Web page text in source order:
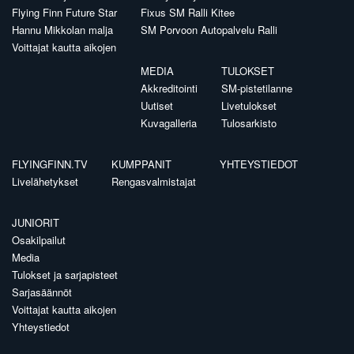
Flying Finn Future Star
Hannu Mikkolan malja
Voittajat kautta aikojen
Fixus SM Ralli Kitee
SM Porvoon Autopalvelu Ralli
MEDIA
Akkreditointi
Uutiset
Kuvagalleria
TULOKSET
SM-pistetilanne
Livetulokset
Tulosarkisto
FLYINGFINN.TV
Livelähetykset
KUMPPANIT
Rengasvalmistajat
YHTEYSTIEDOT
JUNIORIT
Osakilpailut
Media
Tulokset ja sarjapisteet
Sarjasäännöt
Voittajat kautta aikojen
Yhteystiedot